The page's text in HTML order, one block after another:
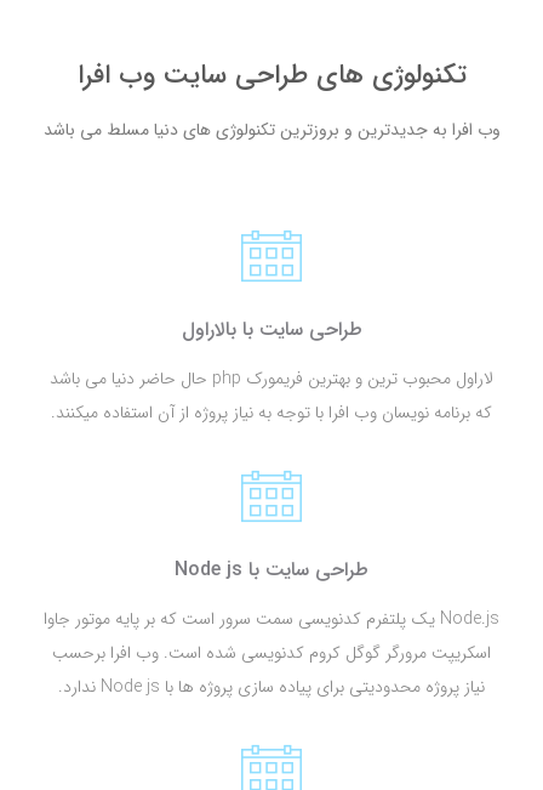
تکنولوژی های طراحی سایت وب افرا
وب افرا به جدیدترین و بروزترین تکنولوژی های دنیا مسلط می باشد
طراحی سایت با بالاراول
لاراول محبوب ترین و بهترین فریمورک php حال حاضر دنیا می باشد
که برنامه نویسان وب افرا با توجه به نیاز پروژه از آن استفاده میکنند.
طراحی سایت با Node js
Node.js یک پلتفرم کدنویسی سمت سرور است که بر پایه موتور جاوا
اسکریپت مرورگر گوگل‌ کروم کدنویسی شده است. وب افرا برحسب
نیاز پروژه محدودیتی برای پیاده سازی پروژه ها با Node js ندارد.